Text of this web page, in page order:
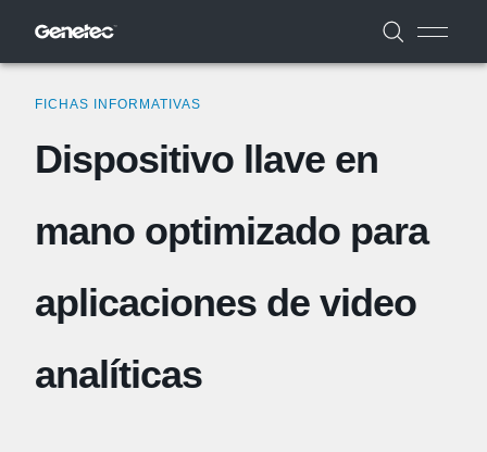
FICHAS INFORMATIVAS
Dispositivo llave en
mano optimizado para
aplicaciones de video
analíticas